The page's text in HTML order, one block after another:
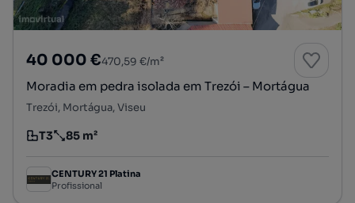
40 000 €470,59 €/m²
Moradia em pedra isolada em Trezói – Mortágua
Trezói, Mortágua, Viseu
Tipologia
T3
Preço por metro quadrado
85 m²
CENTURY 21 Platina
Profissional